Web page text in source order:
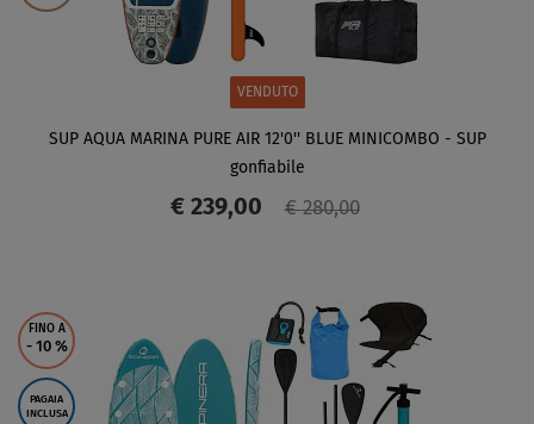
VENDUTO
SUP AQUA MARINA PURE AIR 12'0'' BLUE MINICOMBO - SUP
gonfiabile
€ 239,00 € 280,00
SCHERMO
FINO A
- 10 %
PAGAIA
INCLUSA